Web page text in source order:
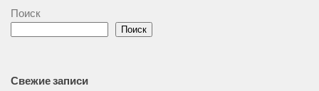
Поиск
Поиск
Свежие записи